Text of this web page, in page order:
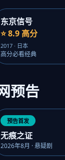
东京信号
⭐ 8.9 高分
2017 · 日本
高分必看经典
预告
预告首发
无痕之证
2026年8月 · 悬疑剧